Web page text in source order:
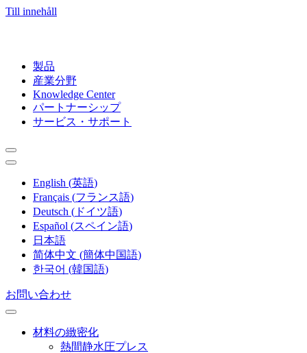
Till innehåll
製品
産業分野
Knowledge Center
パートナーシップ
サービス・サポート
English (英語)
Français (フランス語)
Deutsch ( ドイツ語)
Español (スペイン語)
日本語
简体中文 (簡体中国語)
한국어 (韓国語)
お問い合わせ
材料の緻密化
熱間静水圧プレス